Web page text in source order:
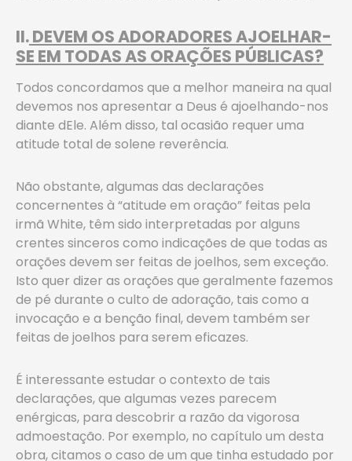
II.DEVEM OS ADORADORES AJOELHAR-
SE EM TODAS AS ORAÇÕES PÚBLICAS?
Todos concordamos que a melhor maneira na qual
devemos nos apresentar a Deus é ajoelhando-nos
diante dEle. Além disso, tal ocasião requer uma
atitude total de solene reverência.
Não obstante, algumas das declarações
concernentes à “atitude em oração” feitas pela
irmã White, têm sido interpretadas por alguns
crentes sinceros como indicações de que todas as
orações devem ser feitas de joelhos, sem exceção.
Isto quer dizer as orações que geralmente fazemos
de pé durante o culto de adoração, tais como a
invocação e a benção final, devem também ser
feitas de joelhos para serem eficazes.
É interessante estudar o contexto de tais
declarações, que algumas vezes parecem
enérgicas, para descobrir a razão da vigorosa
admoestação. Por exemplo, no capítulo um desta
obra, citamos o caso de um que tinha estudado por